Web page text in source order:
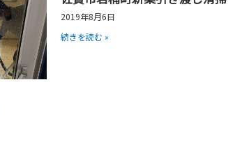
2019年8月6日
続きを読む »